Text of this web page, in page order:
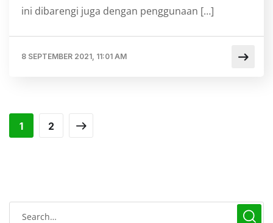
ini dibarengi juga dengan penggunaan […]
8 SEPTEMBER 2021, 11:01 AM
1 2